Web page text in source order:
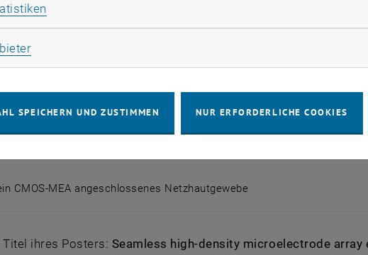
CMOS-MEA angeschlossenes Netzhautgewebe
Titel ihres Posters: Seamless high-density microelectrode
Marketing Cookies zulassen
SPEICHERN UND ZUSTIMMEN NUR ERFORDERLICHE COOKIES